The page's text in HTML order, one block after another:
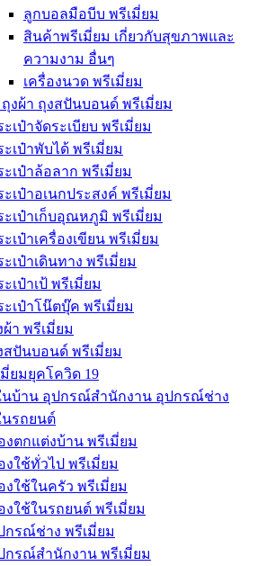
ลูกบอลมือบีบ พรีเมี่ยม
สินค้าพรีเมี่ยม เกี่ยวกับสุขภาพและ
ความงาม อื่นๆ
เครื่องนวด พรีเมี่ยม
ถุงผ้า ถุงสปันบอนด์ พรีเมี่ยม
ะเป๋าจัดระเบียบ พรีเมี่ยม
ะเป๋าพับได้ พรีเมี่ยม
ะเป๋าล้อลาก พรีเมี่ยม
ะเป๋าอเนกประสงค์ พรีเมี่ยม
ะเป๋าเก็บอุณหภูมิ พรีเมี่ยม
ะเป๋าเครื่องเขียน พรีเมี่ยม
ะเป๋าเดินทาง พรีเมี่ยม
ะเป๋าเป้ พรีเมี่ยม
ะเป๋าโน๊ตบุ๊ค พรีเมี่ยม
ผ้า พรีเมี่ยม
สปันบอนด์ พรีเมี่ยม
ยมยุคโควิด 19
นบ้าน อุปกรณ์สำนักงาน อุปกรณ์ช่าง
นรถยนต์
งตกแต่งบ้าน พรีเมี่ยม
งใช้ทั่วไป พรีเมี่ยม
งใช้ในครัว พรีเมี่ยม
งใช้ในรถยนต์ พรีเมี่ยม
กรณ์ช่าง พรีเมี่ยม
กรณ์สำนักงาน พรีเมี่ยม